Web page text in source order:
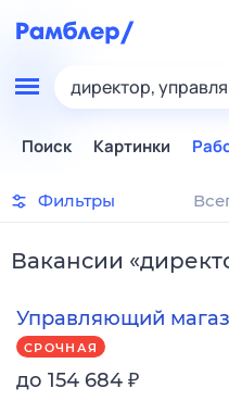
директор,
Поиск Картинки
Фильтры
Вакансии «
Управляющий
СРОЧНАЯ
до 154 684 ₽